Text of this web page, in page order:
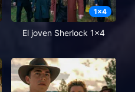
1x4
El joven Sherlock 1x4